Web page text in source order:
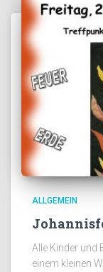
ALLGEMEIN
Alle Kinder und
einem kleinen